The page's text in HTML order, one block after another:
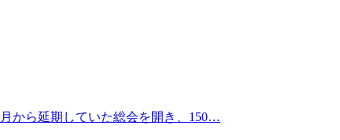
から延期していた総会を開き、150…